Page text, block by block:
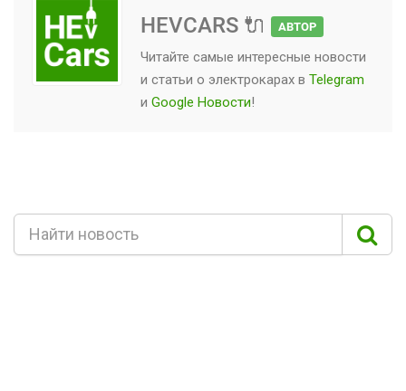
HEVCARS 🔌 АВТОР
Читайте самые интересные новости
и статьи о электрокарах в Telegram
и Google Новости!